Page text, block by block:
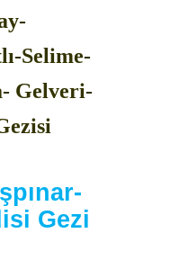
Selime-
Gelveri-
Gezi